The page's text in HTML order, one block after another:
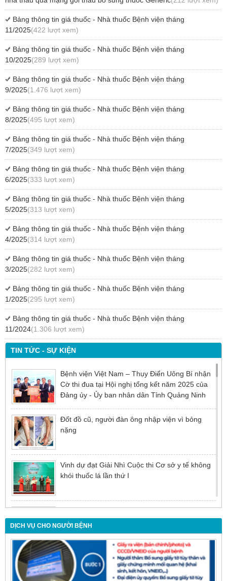
TIN TỨC - SỰ KIỆN
Bệnh viện Việt Nam – Thụy Điển Uông Bí nhận
Cờ thi đua tại Hội nghị tổng kết năm 2025 của
Đảng ủy - Ủy ban nhân dân Tỉnh Quảng Ninh
Đốt đồ cũ, người đàn ông nhập viện vì bỏng
nặng
Vinh dự đạt Giải Nhì Cuộc thi Cơ sở y tế không
khói thuốc lá lần thứ I
Đừng để tuổi tác là rào cản khiến việc điều trị bị
chậm trễ
Nội soi mật tụy ngược dòng – Giải pháp tối ưu
cho người bệnh sỏi ống mật chủ
DỊCH VỤ CHO NGƯỜI BỆNH
Bảng thông tin giá thuốc - Nhà thuốc Bệnh viện tháng
11/2025(422 lượt xem)
Bảng thông tin giá thuốc - Nhà thuốc Bệnh viện tháng
10/2025(289 lượt xem)
Bảng thông tin giá thuốc - Nhà thuốc Bệnh viện tháng
9/2025(1.476 lượt xem)
Bảng thông tin giá thuốc - Nhà thuốc Bệnh viện tháng
8/2025(495 lượt xem)
Bảng thông tin giá thuốc - Nhà thuốc Bệnh viện tháng
7/2025(349 lượt xem)
Bảng thông tin giá thuốc - Nhà thuốc Bệnh viện tháng
6/2025(333 lượt xem)
Bảng thông tin giá thuốc - Nhà thuốc Bệnh viện tháng
5/2025(313 lượt xem)
Bảng thông tin giá thuốc - Nhà thuốc Bệnh viện tháng
4/2025(314 lượt xem)
Bảng thông tin giá thuốc - Nhà thuốc Bệnh viện tháng
3/2025(282 lượt xem)
Bảng thông tin giá thuốc - Nhà thuốc Bệnh viện tháng
1/2025(295 lượt xem)
Bảng thông tin giá thuốc - Nhà thuốc Bệnh viện tháng
11/2024(1.306 lượt xem)